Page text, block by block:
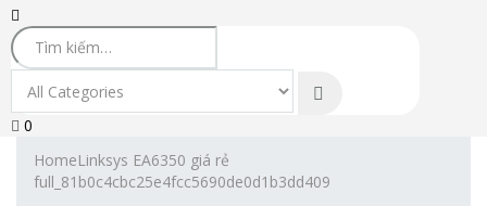
0
HomeLinksys EA6350 giá rẻ
full_81b0c4cbc25e4fcc5690de0d1b3dd409